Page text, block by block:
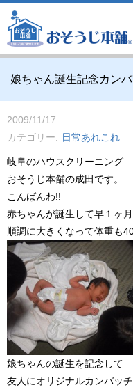
娘ちゃん誕生記念カン
2009/11/17
カテゴリー
日常あれこれ
岐阜のハウスクリーニング
おそうじ本舗の成田です。
こんばんわ!!
赤ちゃんが誕生して早１ヶ月
順調に大きくなって体重も
娘ちゃんの誕生を記念して
友人にオリジナルカンバッ